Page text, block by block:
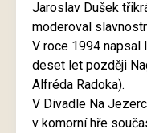
Jaroslav Dušek
moderoval
V roce 1994 napsal
deset let později
Alfréda Radoka).
V Divadle Na
v komorní hře